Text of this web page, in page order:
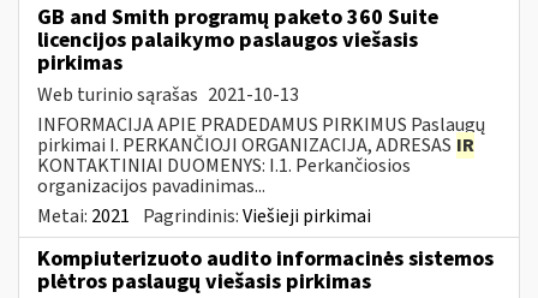
GB and Smith programų paketo 360 Suite
licencijos palaikymo paslaugos viešasis
pirkimas
Web turinio sąrašas 2021-10-13
INFORMACIJA APIE PRADEDAMUS PIRKIMUS Paslaugų
pirkimai I. PERKANČIOJI ORGANIZACIJA, ADRESAS IR
KONTAKTINIAI DUOMENYS: I.1. Perkančiosios
organizacijos pavadinimas...
Metai: 2021 Pagrindinis:Viešieji pirkimai
Kompiuterizuoto audito informacinės sistemos
plėtros paslaugų viešasis pirkimas